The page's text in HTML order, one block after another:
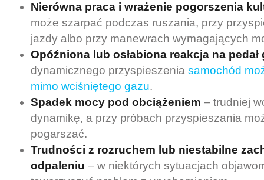
Nierówna praca i wrażenie pogorszenia
może szarpać podczas ruszania, przy
jazdy albo przy manewrach wymagających
Opóźniona lub osłabiona reakcja na pedał
dynamicznego przyspieszenia samochód
mimo wciśniętego gazu.
Spadek mocy pod obciążeniem – trudniej
dynamikę, a przy próbach przyspieszania
pogarszać.
Trudności z rozruchem lub niestabilne
odpaleniu – w niektórych sytuacjach